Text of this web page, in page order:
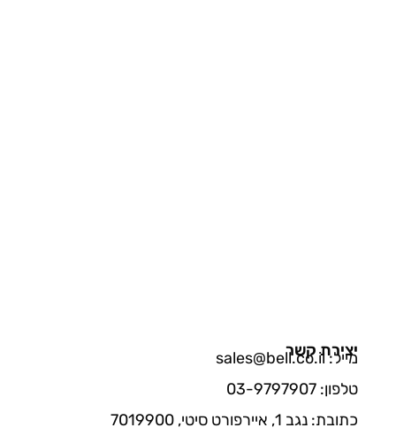
יצירת קשר
מייל: sales@bell.co.il
טלפון: 03-9797907
כתובת: נגב 1, איירפורט סיטי, 7019900